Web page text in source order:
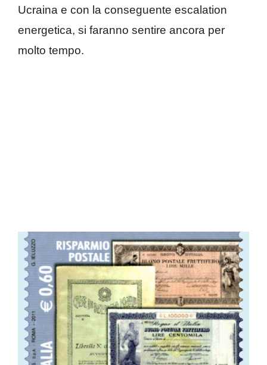
Ucraina e con la conseguente escalation
energetica, si faranno sentire ancora per
molto tempo.